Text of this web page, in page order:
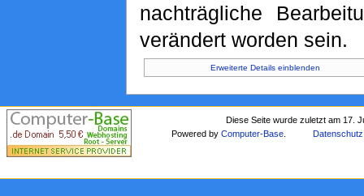
nachträgliche
verändert worden sein.
Erweiterte Details einblenden
Diese Seite wurde zuletzt am 17.
Powered byComputer-Base Datenschutz